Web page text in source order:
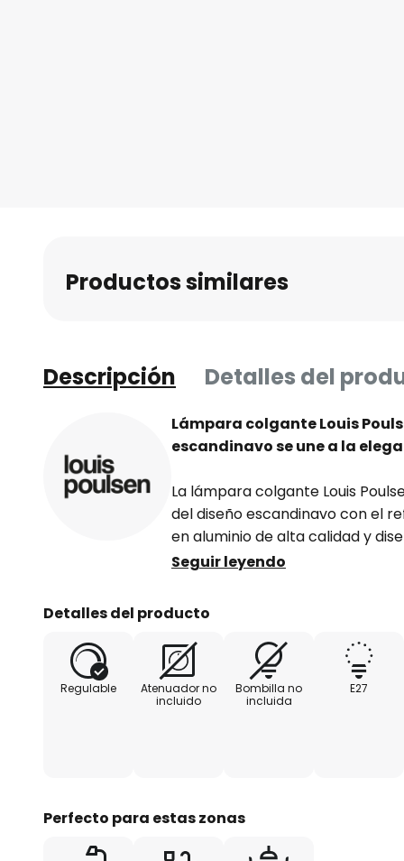
Productos similares
Descripción Detalles del
Lámpara colgante Louis
escandinavo se une a la
La lámpara colgante Louis
del diseño escandinavo con el
en aluminio de alta calidad y
diseñador Poul Henningsen,
elegancia atemporal y se
Gracias a la posibilidad de
forma externa, la lámpara
iluminación para crear
diseño garantiza una
que convence tanto desde el
Seguir leyendo
Detalles del producto
Regulable
Atenuador no
incluido
Bombilla no
incluida
E27
Perfecto para estas zonas